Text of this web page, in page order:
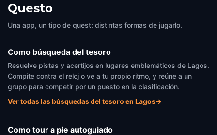
Questo
Una app, un tipo de quest: distintas formas de jugarlo.
Como búsqueda del tesoro
Resuelve pistas y acertijos en lugares emblemáticos de Lagos.
Compite contra el reloj o ve a tu propio ritmo, y reúne a un
grupo para competir por un puesto en la clasificación.
Ver todas las búsquedas del tesoro en Lagos→
Como tour a pie autoguiado